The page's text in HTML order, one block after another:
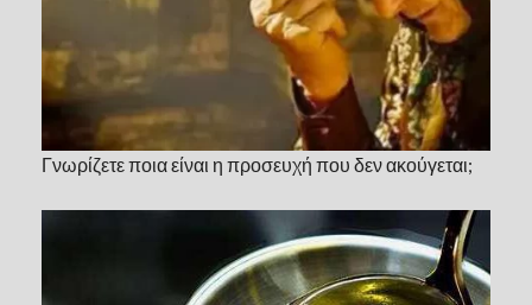
Γνωρίζετε ποια είναι η προσευχή που δεν ακούγεται;